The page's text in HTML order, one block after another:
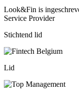
Look&Fin is
Service Provider
Stichtend lid
Lid